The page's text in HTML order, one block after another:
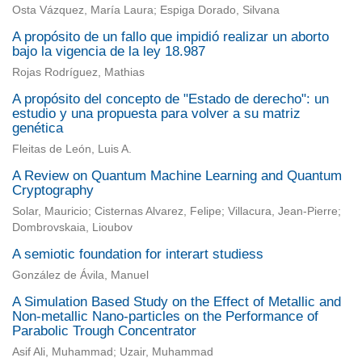
Osta Vázquez, María Laura; Espiga Dorado, Silvana
A propósito de un fallo que impidió realizar un aborto
bajo la vigencia de la ley 18.987
Rojas Rodríguez, Mathias
A propósito del concepto de "Estado de derecho": un
estudio y una propuesta para volver a su matriz
genética
Fleitas de León, Luis A.
A Review on Quantum Machine Learning and Quantum
Cryptography
Solar, Mauricio; Cisternas Alvarez, Felipe; Villacura, Jean-Pierre;
Dombrovskaia, Lioubov
A semiotic foundation for interart studiess
González de Ávila, Manuel
A Simulation Based Study on the Effect of Metallic and
Non-metallic Nano-particles on the Performance of
Parabolic Trough Concentrator
Asif Ali, Muhammad; Uzair, Muhammad